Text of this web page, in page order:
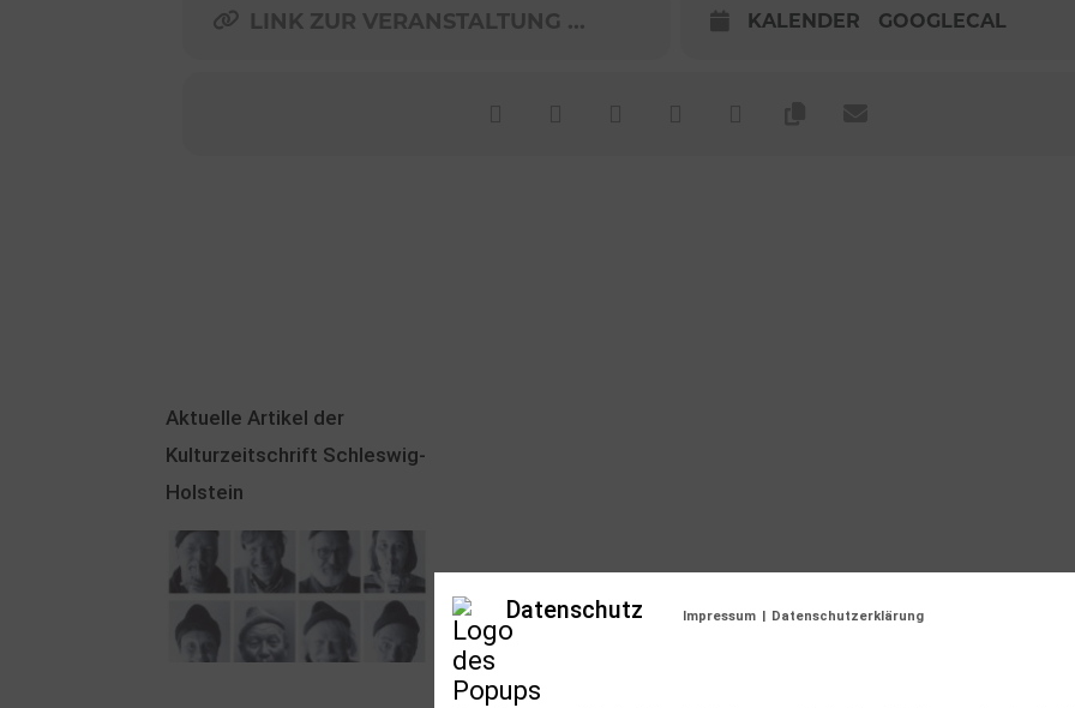
LINK ZUR VERANSTALTUNG ... KALENDER GOOGLECAL
Aktuelle Artikel der
Kulturzeitschrift Schleswig-
Holstein
Datenschutz Impressum | Datenschutzerklärung